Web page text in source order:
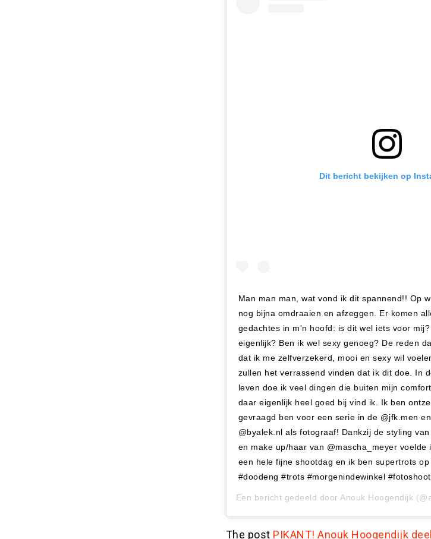
Dit bericht bekijken op
Man man man, wat vond ik dit spannend!! Op
nog bijna omdraaien en afzeggen. Er komen
gedachtes in m'n hoofd: is dit wel iets voor
eigenlijk? Ben ik wel sexy genoeg? De reden
dat ik me zelfverzekerd, mooi en sexy wil
zullen het verrassend vinden dat ik dit doe. In
leven doe ik veel dingen die buiten mijn
daar eigenlijk heel goed bij vind ik. Ik ben
gevraagd ben voor een serie in de @jfk.men
@byalek.nl als fotograaf! Dankzij de styling
en make up/haar van @mascha_meyer voelde
een hele fijne shootdag en ik ben supertrots
#doodeng #trots #morgenindewinkel
Een bericht gedeeld door Anouk Hoogendijk
The post PIKANT! Anouk Hoogendijk